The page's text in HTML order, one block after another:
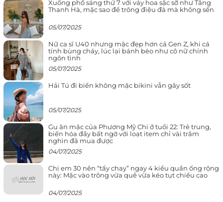
Xuống phố sáng thứ 7 với váy hoa sặc sỡ như Tăng
Thanh Hà, mặc sao để trông điệu đà mà không sến
05/07/2025
Nữ ca sĩ U40 nhưng mặc đẹp hơn cả Gen Z, khi cá
tính bùng cháy, lúc lại bánh bèo như cô nữ chính
ngôn tình
05/07/2025
Hải Tú đi biển không mặc bikini vẫn gây sốt
05/07/2025
Gu ăn mặc của Phương Mỹ Chi ở tuổi 22: Trẻ trung,
biến hóa đầy bất ngờ với loạt item chỉ vài trăm
nghìn đã mua được
04/07/2025
Chị em 30 nên “tẩy chay” ngay 4 kiểu quần ống rộng
này: Mặc vào trông vừa quê vừa kéo tụt chiều cao
04/07/2025